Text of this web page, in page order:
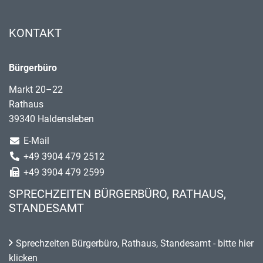
KONTAKT
Bürgerbüro
Markt 20–22
Rathaus
39340 Haldensleben
E-Mail
+49 3904 479 2512
+49 3904 479 2599
SPRECHZEITEN BÜRGERBÜRO, RATHAUS,
STANDESAMT
Sprechzeiten Bürgerbüro, Rathaus, Standesamt - bitte hier
klicken